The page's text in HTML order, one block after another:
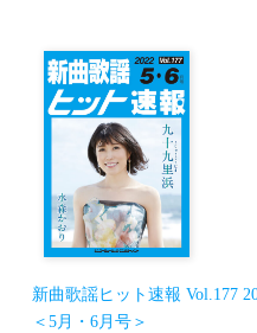
新曲歌謡ヒット速報 Vol.177
＜5月・6月号＞